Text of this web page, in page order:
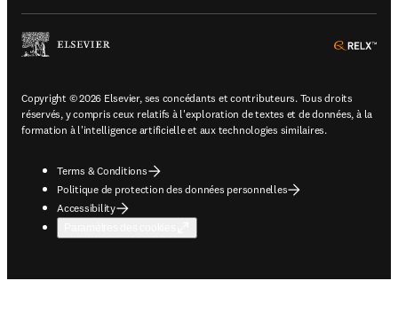
Copyright © 2026 Elsevier, ses concédants et contributeurs. Tous droits
réservés, y compris ceux relatifs à l'exploration de textes et de données, à la
formation à l'intelligence artificielle et aux technologies similaires.
Terms & Conditions
Politique de protection des données personnelles
Accessibility